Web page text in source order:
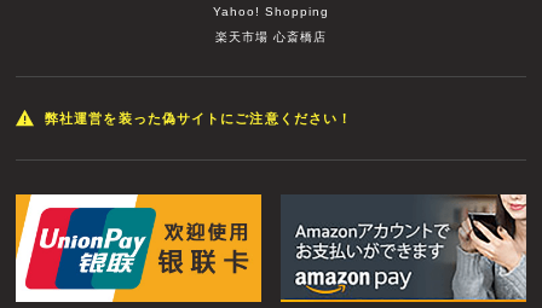
Yahoo! Shopping
楽天市場 心斎橋店
弊社運営を装った偽サイトにご注意ください！